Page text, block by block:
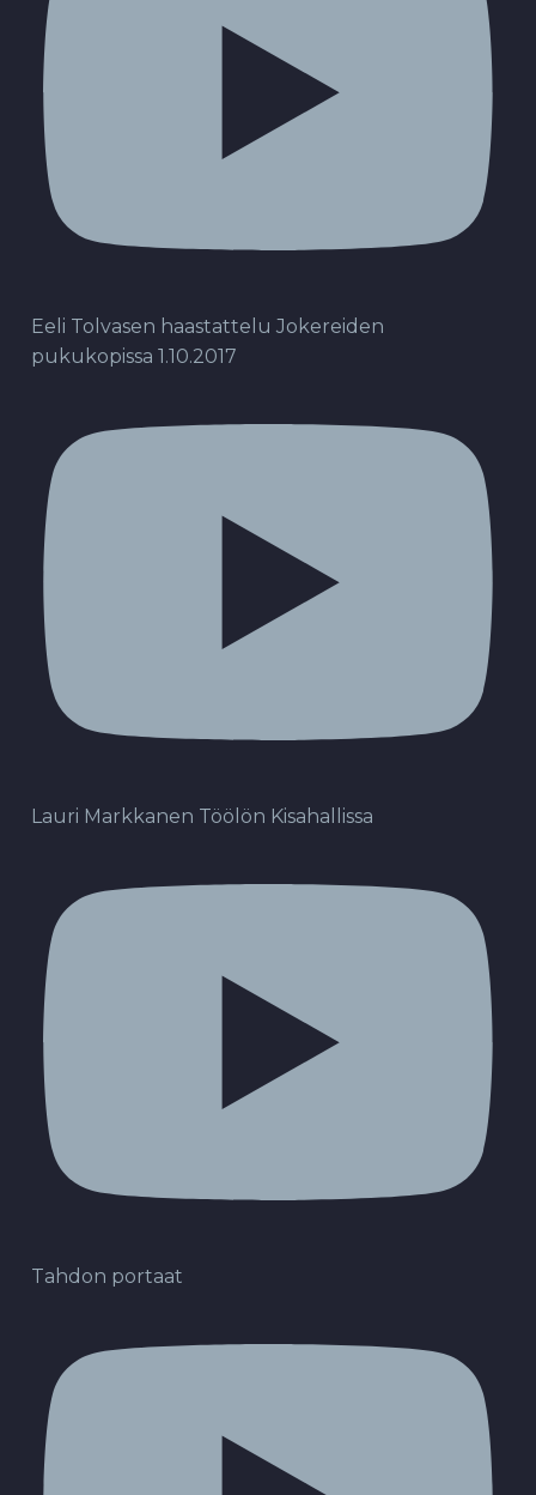
Eeli Tolvasen haastattelu Jokereiden
pukukopissa 1.10.2017
Lauri Markkanen Töölön Kisahallissa
Tahdon portaat